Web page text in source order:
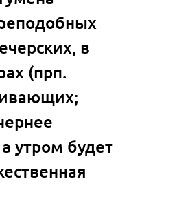
в
(прп.
утром будет